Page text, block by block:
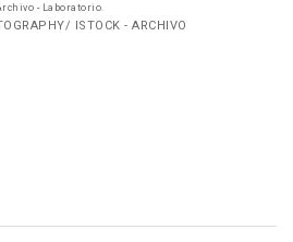
- Laboratorio.
ISTOCK - ARCHIVO